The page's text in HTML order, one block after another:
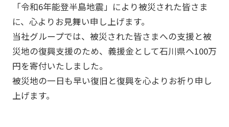
制作実績
メンテナンス
会社情報
採用情報
「令和6年能登半島地震」により被災された皆さま
に、心よりお見舞い申し上げます。
当社グループでは、被災された皆さまへの支援と被
災地の復興支援のため、義援金として石川県へ100万
円を寄付いたしました。
被災地の一日も早い復旧と復興を心よりお祈り申し
上げます。